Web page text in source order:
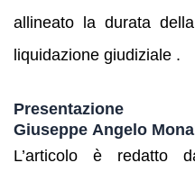
allineato la durata
liquidazione giudiziale .
Giuseppe Angelo
L’articolo è redatto